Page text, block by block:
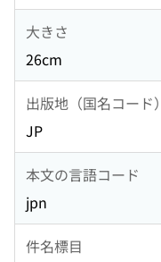
大きさ
26cm
出版地（国名コード）
JP
本文の言語コード
jpn
件名標目